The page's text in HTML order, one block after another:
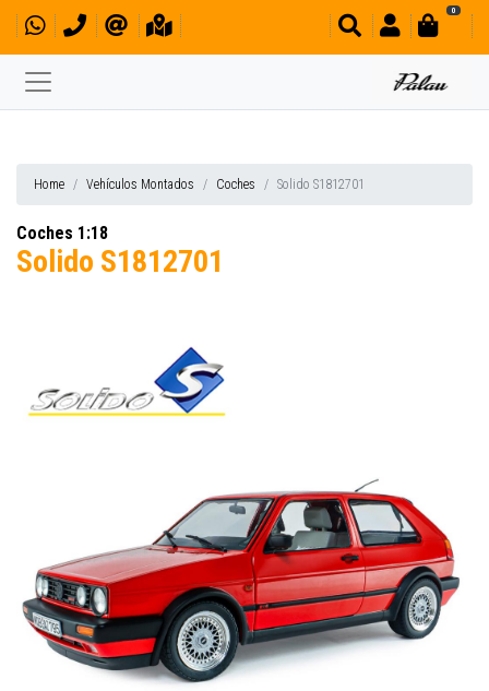
0
Home Vehículos Montados Coches Solido S1812701
Coches 1:18
Solido S1812701